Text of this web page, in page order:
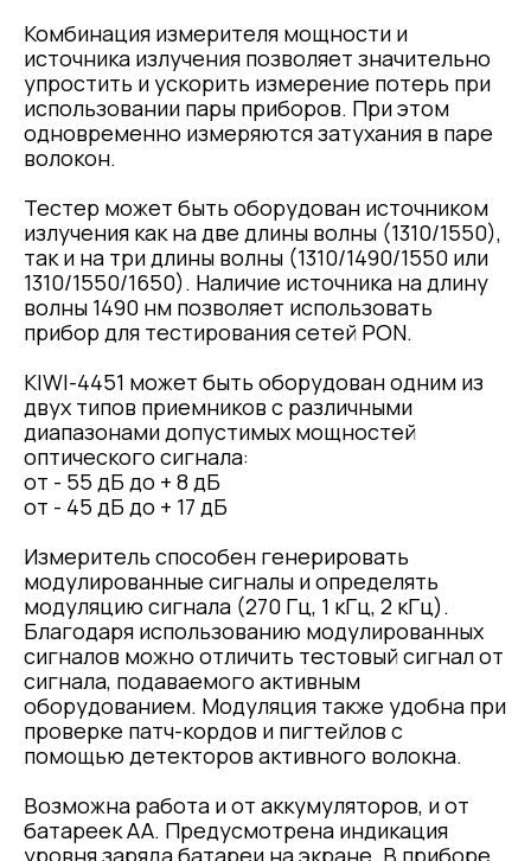
Комбинация измерителя мощности и
источника излучения позволяет значительно
упростить и ускорить измерение потерь при
использовании пары приборов. При этом
одновременно измеряются затухания в паре
волокон.
Тестер может быть оборудован источником
излучения как на две длины волны (1310/1550),
так и на три длины волны (1310/1490/1550 или
1310/1550/1650). Наличие источника на длину
волны 1490 нм позволяет использовать
прибор для тестирования сетей PON.
KIWI-4451 может быть оборудован одним из
двух типов приемников с различными
диапазонами допустимых мощностей
оптического сигнала:
от - 55 дБ до + 8 дБ
от - 45 дБ до + 17 дБ
Измеритель способен генерировать
модулированные сигналы и определять
модуляцию сигнала (270 Гц, 1 кГц, 2 кГц).
Благодаря использованию модулированных
сигналов можно отличить тестовый сигнал от
сигнала, подаваемого активным
оборудованием. Модуляция также удобна при
проверке патч-кордов и пигтейлов с
помощью детекторов активного волокна.
Возможна работа и от аккумуляторов, и от
батареек АА. Предусмотрена индикация